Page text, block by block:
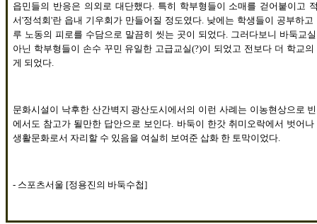
읍민들의 반응은 의외로 대단했다. 특히 학부형들이 소매를 걷어붙이고
서'정석회'란 읍내 기우회가 만들어질 정도였다. 낮에는 학생들이 공부하
루 노동의 피로를 수담으로 말끔히 씻는 곳이 되었다. 그러다보니 바둑교
아닌 학부형들이 손수 꾸민 유일한 고급교실(?)이 되었고 전보다 더 학교
게 되었다.
문화시설이 낙후한 산간벽지 광산도시에서의 이런 사례는 이농현상으로
에서도 참고가 될만한 답안으로 보인다. 바둑이 한갓 취미오락에서 벗어
생활문화로서 자리할 수 있음을 여실히 보여준 삽화 한 토막이었다.
- 스포츠서울 [정용진의 바둑수첩]